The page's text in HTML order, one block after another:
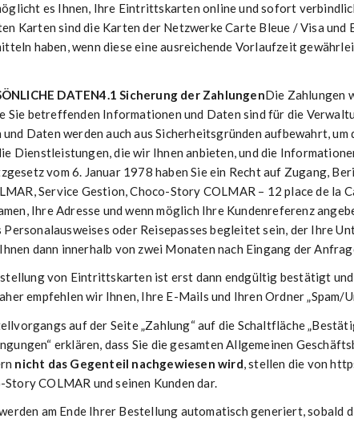
es Ihnen, Ihre Eintrittskarten online und sofort
Karten sind die Karten der Netzwerke Carte Bleue / Visa und
haben, wenn diese eine ausreichende Vorlaufzeit
DATEN4.1 Sicherung der ZahlungenDie Zahlungen
Sie betreffenden Informationen und Daten sind für die
Daten werden auch aus Sicherheitsgründen aufbewahrt,
Dienstleistungen, die wir Ihnen anbieten, und die
vom 6. Januar 1978 haben Sie ein Recht auf Zugang,
Service Gestion, Choco-Story COLMAR – 12 place de la
Ihre Adresse und wenn möglich Ihre Kundenreferenz
oder Reisepasses begleitet sein, der Ihre
dann innerhalb von zwei Monaten nach Eingang der
von Eintrittskarten ist erst dann endgültig bestätigt
empfehlen wir Ihnen, Ihre E-Mails und Ihren Ordner „Spam/
auf der Seite „Zahlung“ auf die Schaltfläche
erklären, dass Sie die gesamten Allgemeinen
nicht das Gegenteil nachgewiesen wird, stellen die von
COLMAR und seinen Kunden dar.
am Ende Ihrer Bestellung automatisch generiert, sobald